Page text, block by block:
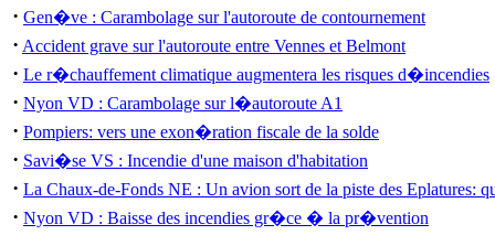
· Gen�ve : Carambolage sur l'autoroute de contournement
· Accident grave sur l'autoroute entre Vennes et Belmont
· Le r�chauffement climatique augmentera les risques d�incendies
· Nyon VD : Carambolage sur l�autoroute A1
· Pompiers: vers une exon�ration fiscale de la solde
· Savi�se VS : Incendie d'une maison d'habitation
· La Chaux-de-Fonds NE : Un avion sort de la piste des Eplatures:
· Nyon VD : Baisse des incendies gr�ce � la pr�vention